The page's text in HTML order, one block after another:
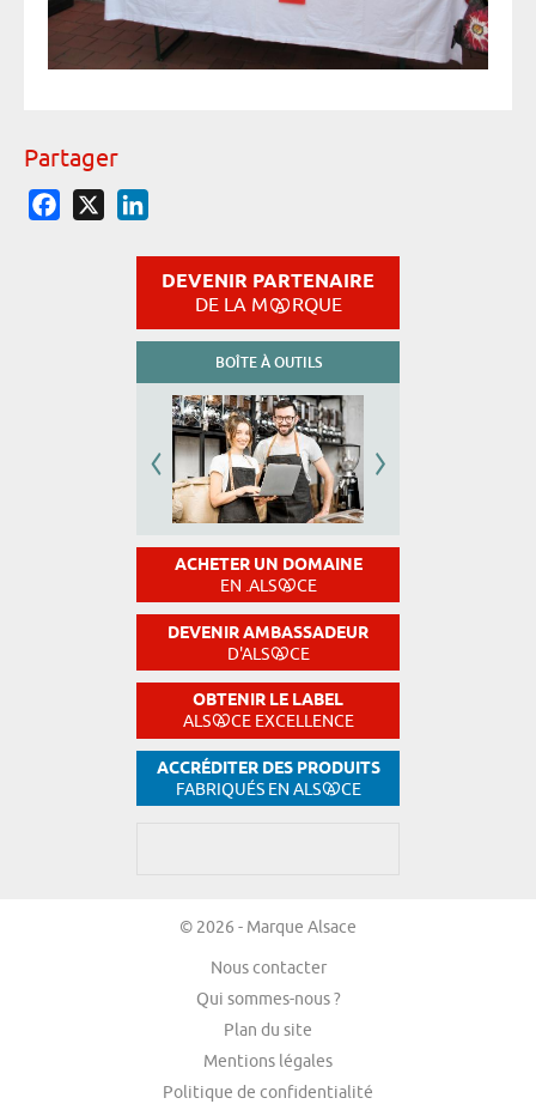
Partager
Facebook
DEVENIR PARTENAIRE
DE LA M RQUE
BOÎTE À OUTILS
ACHETER UN DOMAINE
EN .ALS CE
DEVENIR AMBASSADEUR
D'ALS CE
OBTENIR LE LABEL
ALS CE EXCELLENCE
ACCRÉDITER DES PRODUITS
FABRIQUÉS EN ALS CE
© 2026 - Marque Alsace
Nous contacter
Qui sommes-nous ?
Plan du site
Mentions légales
Politique de confidentialité